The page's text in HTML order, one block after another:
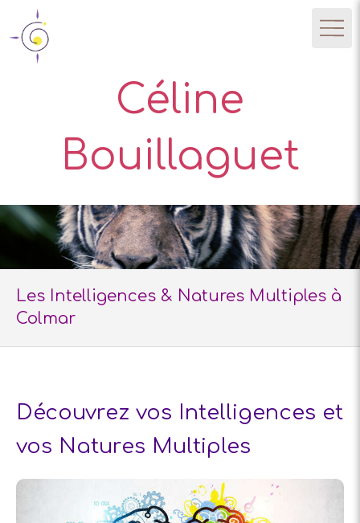
Céline
Bouillaguet
Les Intelligences & Natures Multiples à
Colmar
Découvrez vos Intelligences et
vos Natures Multiples